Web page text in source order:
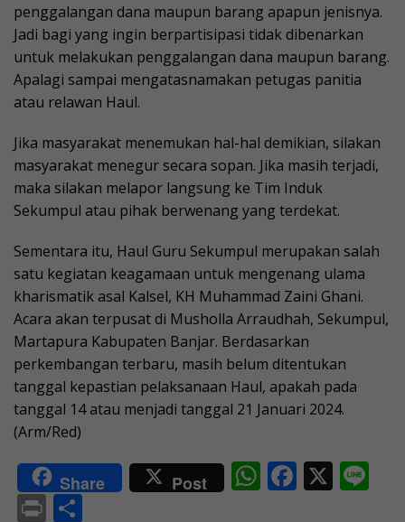
penggalangan dana maupun barang apapun jenisnya.
Jadi bagi yang ingin berpartisipasi tidak dibenarkan
untuk melakukan penggalangan dana maupun barang.
Apalagi sampai mengatasnamakan petugas panitia
atau relawan Haul.
Jika masyarakat menemukan hal-hal demikian, silakan
masyarakat menegur secara sopan. Jika masih terjadi,
maka silakan melapor langsung ke Tim Induk
Sekumpul atau pihak berwenang yang terdekat.
Sementara itu, Haul Guru Sekumpul merupakan salah
satu kegiatan keagamaan untuk mengenang ulama
kharismatik asal Kalsel, KH Muhammad Zaini Ghani.
Acara akan terpusat di Musholla Arraudhah, Sekumpul,
Martapura Kabupaten Banjar. Berdasarkan
perkembangan terbaru, masih belum ditentukan
tanggal kepastian pelaksanaan Haul, apakah pada
tanggal 14 atau menjadi tanggal 21 Januari 2024.
(Arm/Red)
Share Post W F X
Pr